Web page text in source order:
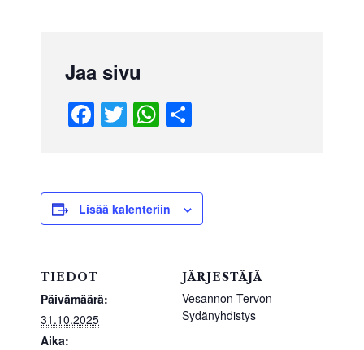
Jaa sivu
F
a
e
b
o
k
T
wi
er
W
h
s
A
e
Lisää kalenteriin
TIEDOT
Päivämäärä:
31.10.2025
Aika:
JÄRJESTÄJÄ
Vesannon-Tervon
Sydänyhdistys